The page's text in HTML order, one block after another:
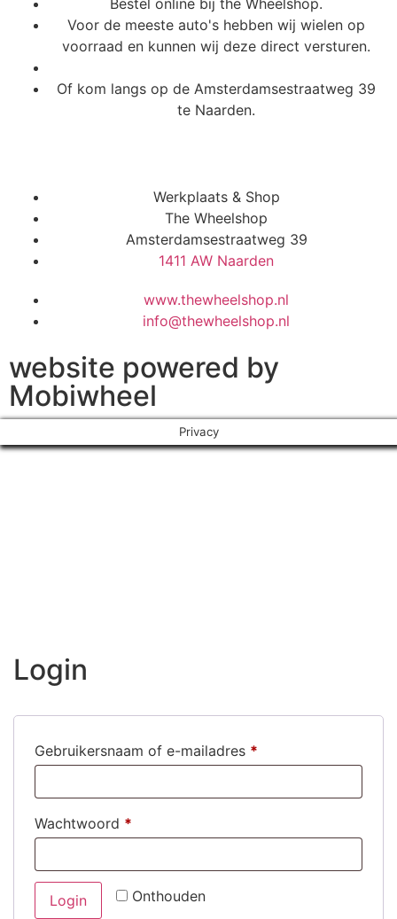
Voor de meeste auto's hebben wij wielen op
voorraad en kunnen wij deze direct versturen.
Of kom langs op de Amsterdamsestraatweg 39
te Naarden.
Werkplaats & Shop
The Wheelshop
Amsterdamsestraatweg 39
1411 AW Naarden
www.thewheelshop.nl
info@thewheelshop.nl
website powered by
Mobiwheel
Privacy
Login
Gebruikersnaam of e-mailadres *
Wachtwoord *
Onthouden
Login